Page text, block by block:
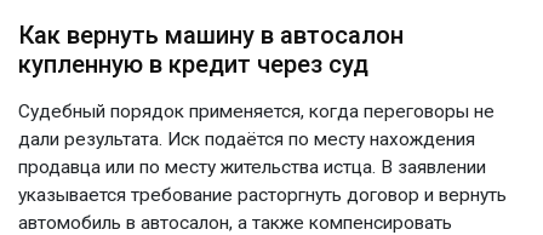
Как вернуть машину в автосалон
купленную в кредит через суд
Судебный порядок применяется, когда переговоры не
дали результата. Иск подаётся по месту нахождения
продавца или по месту жительства истца. В заявлении
указывается требование расторгнуть договор и вернуть
автомобиль в автосалон, а также компенсировать